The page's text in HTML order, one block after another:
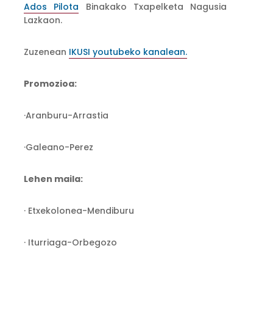
Ados Pilota Binakako Txapelketa Nagusia
Lazkaon.
Zuzenean IKUSI youtubeko kanalean.
Promozioa:
·Aranburu-Arrastia
·Galeano-Perez
Lehen maila:
· Etxekolonea-Mendiburu
· Iturriaga-Orbegozo